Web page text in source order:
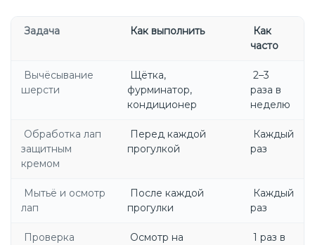
Задача Как выполнить
Как
часто
Вычёсывание
шерсти
Щётка,
фурминатор,
кондиционер
2–3
раза в
неделю
Обработка лап
защитным
кремом
Перед каждой
прогулкой
Каждый
раз
Мытьё и осмотр
лап
После каждой
прогулки
Каждый
раз
Проверка
Осмотр на
1 раз в